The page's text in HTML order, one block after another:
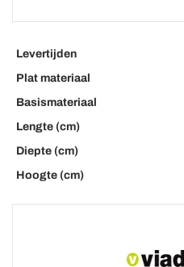
Levertijden
Plat materiaal
Basismateriaal
Lengte (cm)
Diepte (cm)
Hoogte (cm)